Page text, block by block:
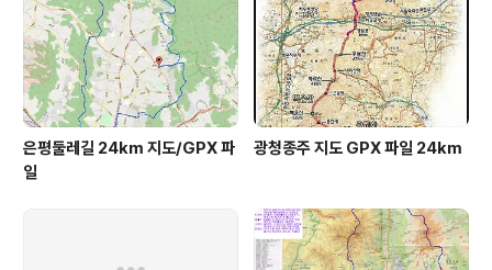
은평둘레길 24km 지도/GPX 파
일
광청종주 지도 GPX 파일 24km